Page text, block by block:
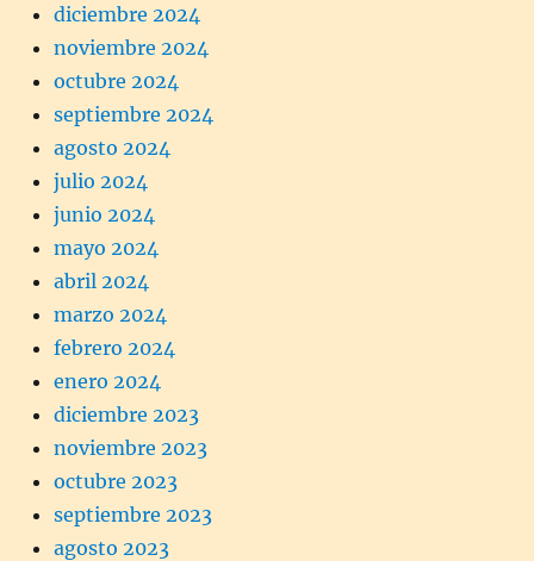
diciembre 2024
noviembre 2024
octubre 2024
septiembre 2024
agosto 2024
julio 2024
junio 2024
mayo 2024
abril 2024
marzo 2024
febrero 2024
enero 2024
diciembre 2023
noviembre 2023
octubre 2023
septiembre 2023
agosto 2023